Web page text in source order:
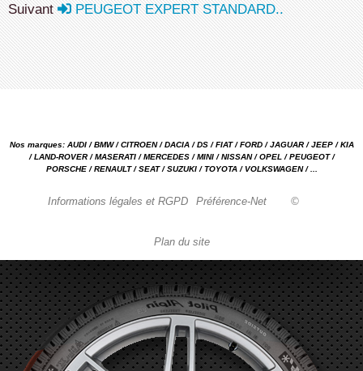
Suivant
PEUGEOT EXPERT STANDARD..
Nos marques: AUDI / BMW / CITROEN / DACIA / DS / FIAT / FORD / JAGUAR / JEEP / KIA
/ LAND-ROVER / MASERATI / MERCEDES / MINI / NISSAN / OPEL / PEUGEOT /
PORSCHE / RENAULT / SEAT / SUZUKI / TOYOTA / VOLKSWAGEN / ...
Informations légales et RGPD Préférence-Net ©
Plan du site
Garage automobile Reparation, entretien, carrosserie, concessionnaire Loire 42